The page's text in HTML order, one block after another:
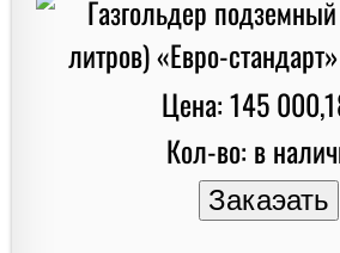
Цена: 145
Кол-во: в